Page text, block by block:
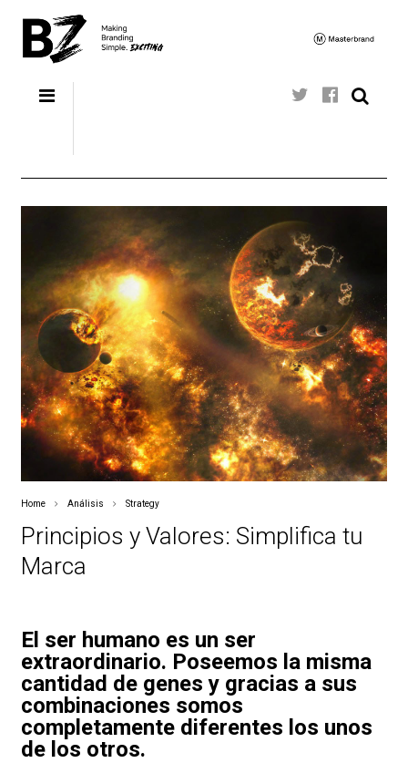
Home Análisis Strategy
Principios y Valores: Simplifica tu
Marca
El ser humano es un ser
extraordinario. Poseemos la misma
cantidad de genes y gracias a sus
combinaciones somos
completamente diferentes los unos
de los otros.